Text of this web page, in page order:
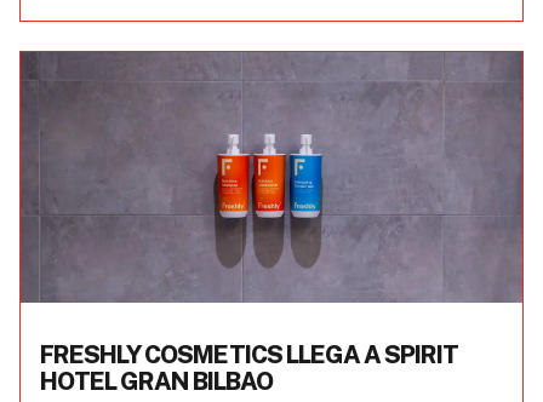
FRESHLY COSMETICS LLEGA A SPIRIT
HOTEL GRAN BILBAO